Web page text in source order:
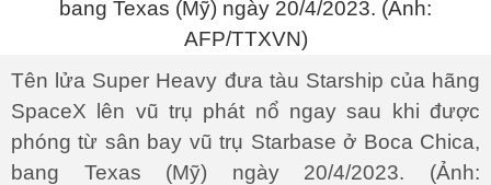
Tên lửa Super Heavy đưa tàu Starship của hãng
SpaceX lên vũ trụ phát nổ ngay sau khi được
phóng từ sân bay vũ trụ Starbase ở Boca Chica,
bang Texas (Mỹ) ngày 20/4/2023. (Ảnh: